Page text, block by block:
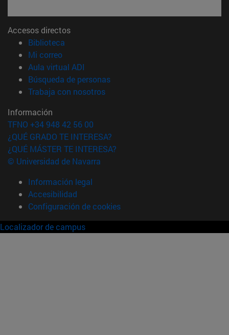
Accesos directos
Biblioteca
Mi correo(abre en nueva ventana)
Aula virtual ADI
Búsqueda de personas(abre en nueva ventana)
Trabaja con nosotros(abre en nueva ventana)
Información
TFNO +34 948 42 56 00
¿QUÉ GRADO TE INTERESA?
¿QUÉ MÁSTER TE INTERESA?
© Universidad de Navarra
Información legal
Accesibilidad
Configuración de cookies
Localizador de campus